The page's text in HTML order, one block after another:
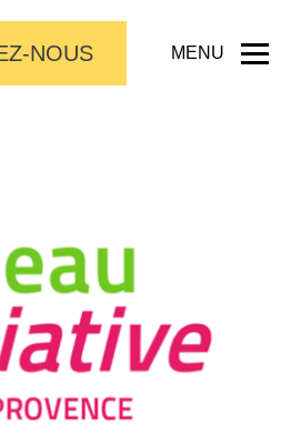
NOUS MENU